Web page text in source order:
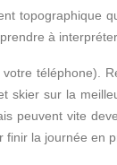
à
téléphone).
sur la
peuvent vite
la journée en